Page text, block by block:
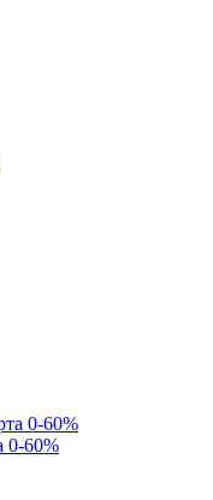
0-60%